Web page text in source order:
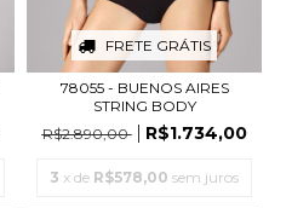
FRETE GRÁTIS
78055 - BUENOS AIRES
STRING BODY
R$2.890,00
R$1.734,00
3 x de R$578,00 sem juros